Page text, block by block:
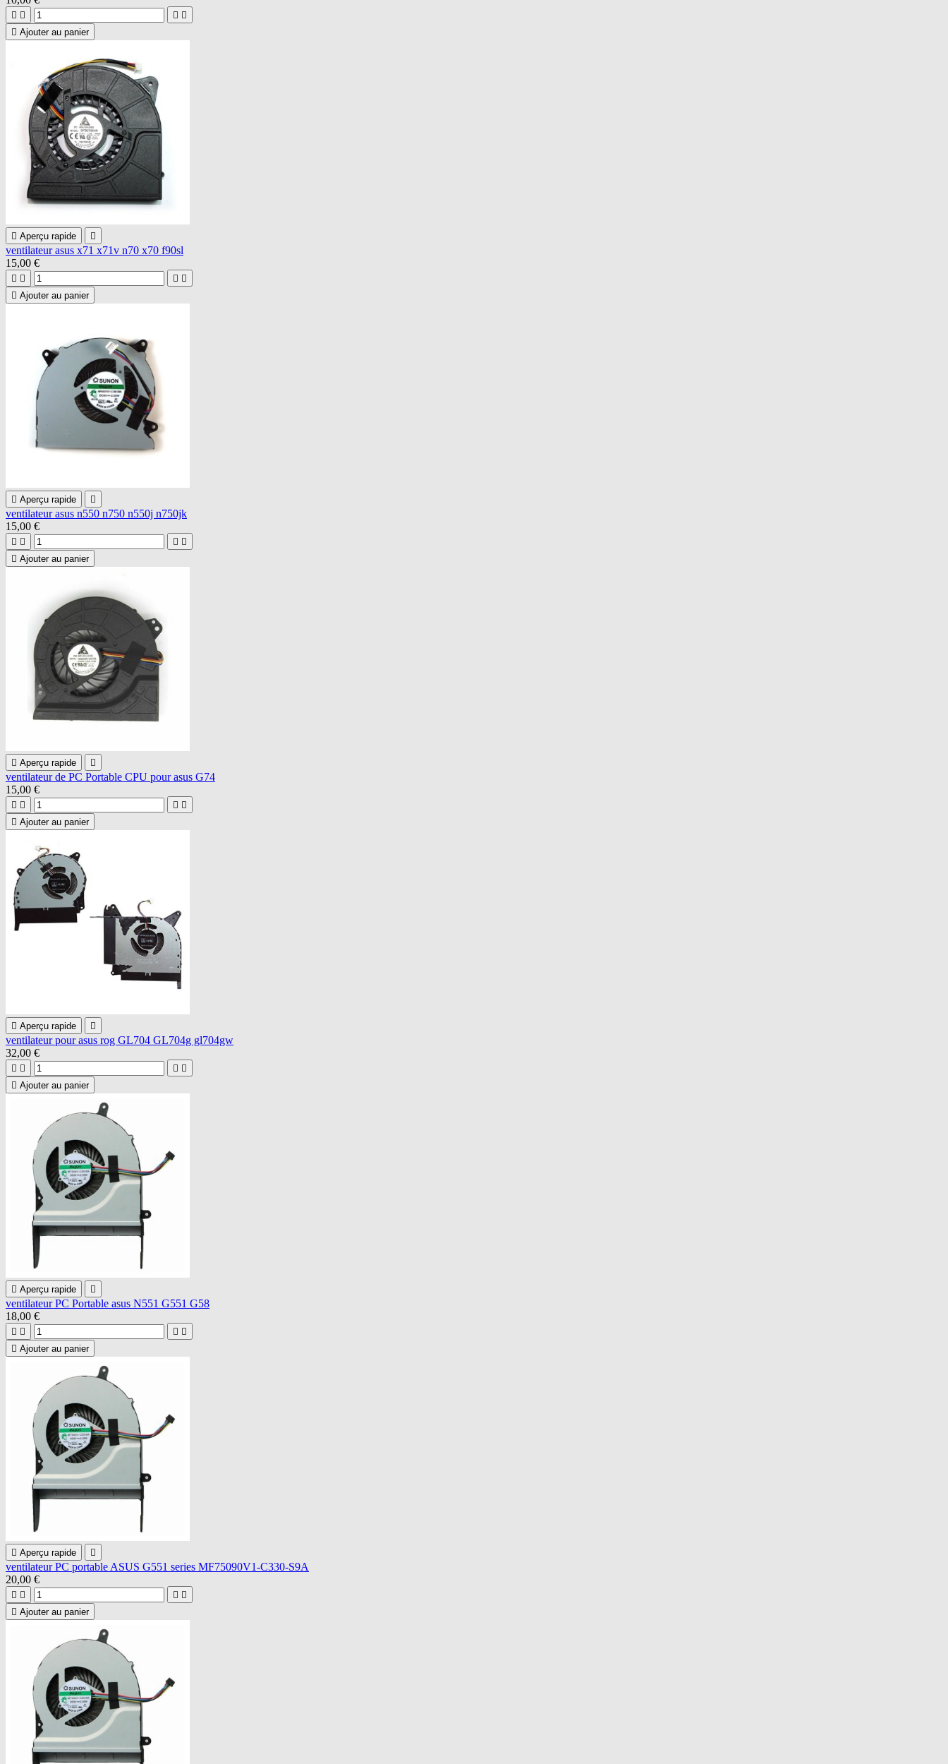
   
 Ajouter au panier
 Aperçu rapide 
ventilateur asus x71 x71v n70 x70 f90sl
15,00 €
   
 Ajouter au panier
 Aperçu rapide 
ventilateur asus n550 n750 n550j n750jk
15,00 €
   
 Ajouter au panier
 Aperçu rapide 
ventilateur de PC Portable CPU pour asus G74
15,00 €
   
 Ajouter au panier
 Aperçu rapide 
ventilateur pour asus rog GL704 GL704g gl704gw
32,00 €
   
 Ajouter au panier
 Aperçu rapide 
ventilateur PC Portable asus N551 G551 G58
18,00 €
   
 Ajouter au panier
 Aperçu rapide 
ventilateur PC portable ASUS G551 series MF75090V1-C330-S9A
20,00 €
   
 Ajouter au panier